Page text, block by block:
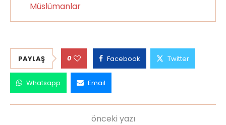
Müslümanlar
PAYLAŞ 0 Facebook Twitter
Whatsapp Email
önceki yazı